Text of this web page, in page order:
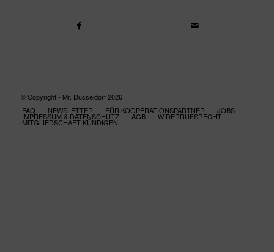
© Copyright - Mr. Düsseldorf 2026
FAQ
NEWSLETTER FÜR KOOPERATIONSPARTNER JOBS
IMPRESSUM & DATENSCHUTZ AGB WIDERRUFSRECHT
MITGLIEDSCHAFT KÜNDIGEN